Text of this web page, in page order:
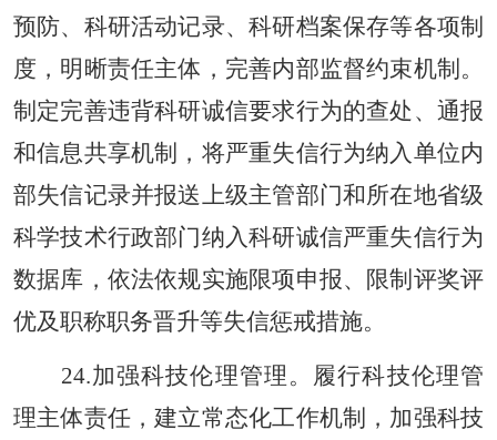
预防、科研活动记录、科研档案保存等各项制
度，明晰责任主体，完善内部监督约束机制。
制定完善违背科研诚信要求行为的查处、通报
和信息共享机制，将严重失信行为纳入单位内
部失信记录并报送上级主管部门和所在地省级
科学技术行政部门纳入科研诚信严重失信行为
数据库，依法依规实施限项申报、限制评奖评
优及职称职务晋升等失信惩戒措施。
24.加强科技伦理管理。履行科技伦理管
理主体责任，建立常态化工作机制，加强科技